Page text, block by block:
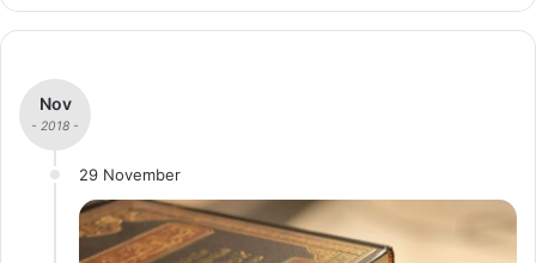
Nov
- 2018 -
29 November